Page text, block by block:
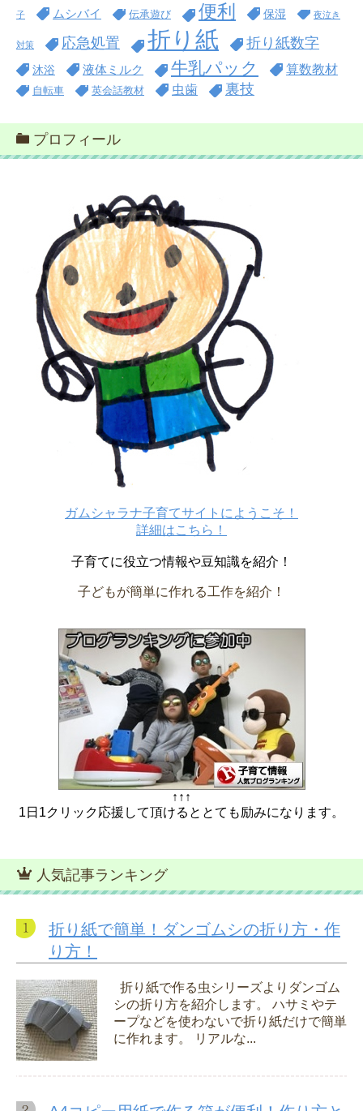
子 ムシバイ 伝承遊び 便利 保湿 夜泣き
対策 応急処置 折り紙 折り紙数字
沐浴 液体ミルク 牛乳パック 算数教材
自転車 英会話教材 虫歯 裏技
プロフィール
ガムシャラナ子育てサイトにようこそ！
詳細はこちら！
子育てに役立つ情報や豆知識を紹介！
子どもが簡単に作れる工作を紹介！
↑↑↑
1日1クリック応援して頂けるととても励みになります。
人気記事ランキング
折り紙で簡単！ダンゴムシの折り方・作
り方！
折り紙で作る虫シリーズよりダンゴム
シの折り方を紹介します。 ハサミやテ
ープなどを使わないで折り紙だけで簡単
に作れます。 リアルな...